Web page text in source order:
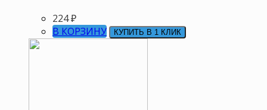
224₽
В КОРЗИНУ
КУПИТЬ В 1 КЛИК